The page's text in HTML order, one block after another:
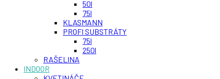
50l
75l
KLASMANN
PROFI SUBSTRÁTY
75l
250l
RAŠELINA
INDOOR